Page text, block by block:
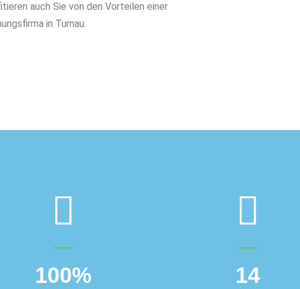
auch Sie von den Vorteilen einer
in Turnau.
100% 14